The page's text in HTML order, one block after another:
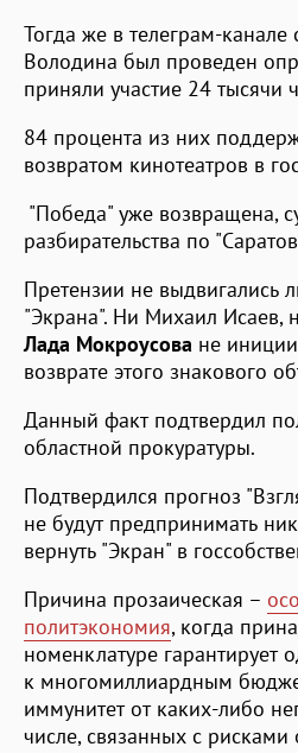
Тогда же в телеграм-канале
Володина был проведен
приняли участие 24 тысячи
84 процента из них
возвратом кинотеатров в
"Победа" уже возвращена,
разбирательства по
Претензии не выдвигались
"Экрана". Ни Михаил Исаев,
Лада Мокроусова не
возврате этого знакового
Данный факт подтвердил
областной прокуратуры.
Подтвердился прогноз
не будут предпринимать
вернуть "Экран" в
Причина прозаическая –
политэкономия, когда
номенклатуре гарантирует
к многомиллиардным
иммунитет от каких-либо
числе, связанных с рисками